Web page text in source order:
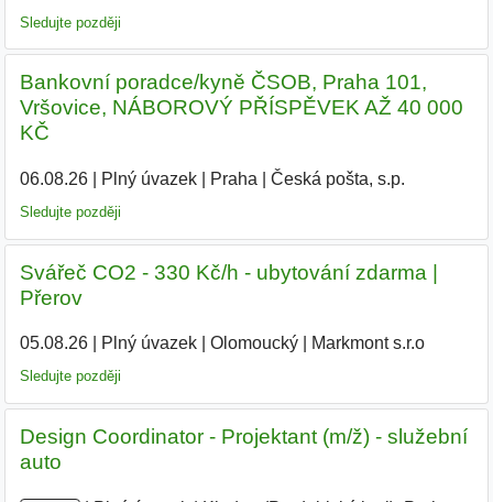
Sledujte později
Bankovní poradce/kyně ČSOB, Praha 101,
Vršovice, NÁBOROVÝ PŘÍSPĚVEK AŽ 40 000
KČ
06.08.26| Plný úvazek| Praha Česká pošta, s.p.
Sledujte později
Svářeč CO2 - 330 Kč/h - ubytování zdarma |
Přerov
05.08.26| Plný úvazek| Olomoucký| Markmont s.r.o
Sledujte později
Design Coordinator - Projektant (m/ž) - služební
auto